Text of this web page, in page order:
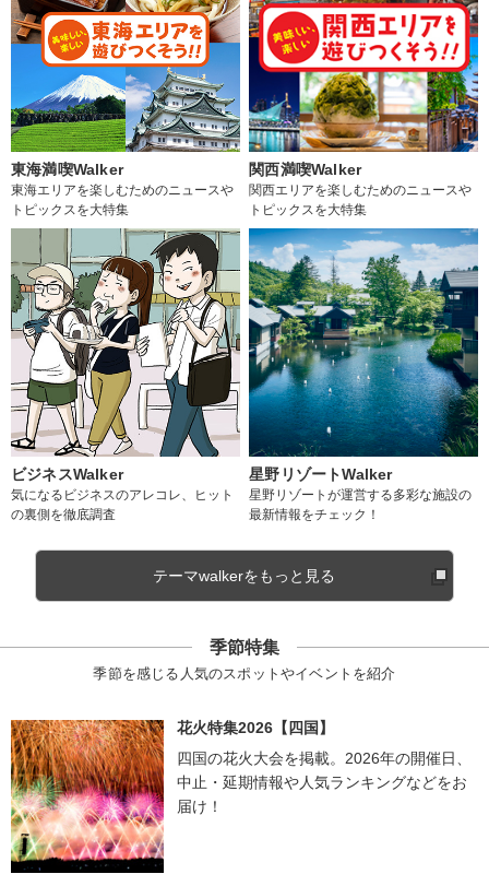
東海満喫Walker
東海エリアを楽しむためのニュースや
トピックスを大特集
関西満喫Walker
関西エリアを楽しむためのニュースや
トピックスを大特集
ビジネスWalker
気になるビジネスのアレコレ、ヒット
の裏側を徹底調査
星野リゾートWalker
星野リゾートが運営する多彩な施設の
最新情報をチェック！
テーマwalkerをもっと見る
季節特集
季節を感じる人気のスポットやイベントを紹介
花火特集2026【四国】
四国の花火大会を掲載。2026年の開催日、
中止・延期情報や人気ランキングなどをお
届け！